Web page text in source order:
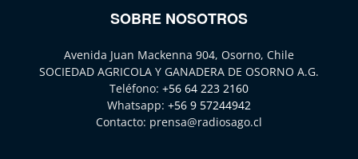
SOBRE NOSOTROS
Avenida Juan Mackenna 904, Osorno, Chile
SOCIEDAD AGRICOLA Y GANADERA DE OSORNO A.G.
Teléfono: +56 64 223 2160
Whatsapp: +56 9 57244942
Contacto: prensa@radiosago.cl